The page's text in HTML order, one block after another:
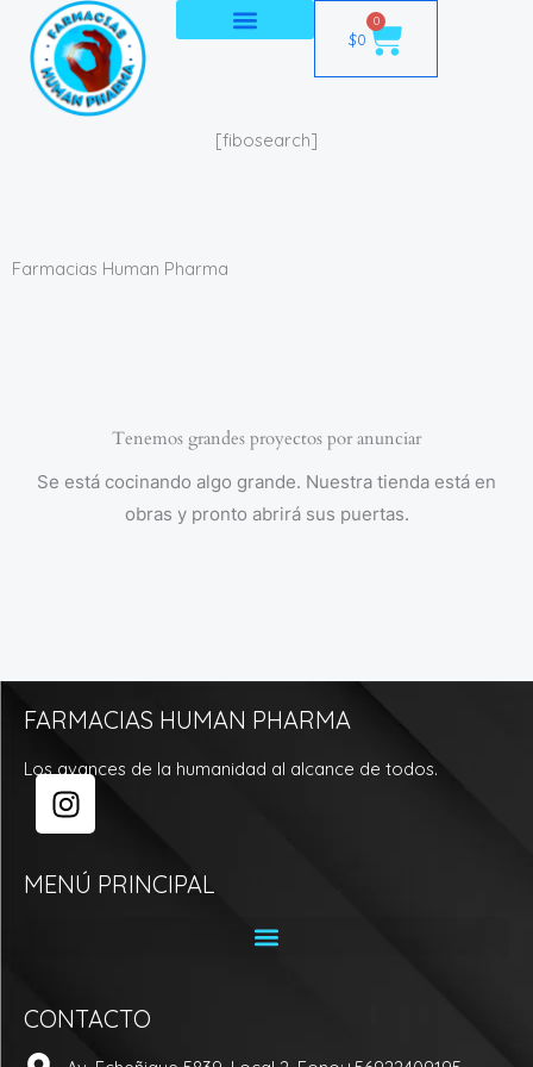
contenido
$0
0
Cart
[fibosearch]
Farmacias Human Pharma
Tenemos grandes proyectos por anunciar
Se está cocinando algo grande. Nuestra tienda está en
obras y pronto abrirá sus puertas.
FARMACIAS HUMAN PHARMA
Los avances de la humanidad al alcance de todos.
I
n
t
m
MENÚ PRINCIPAL
CONTACTO